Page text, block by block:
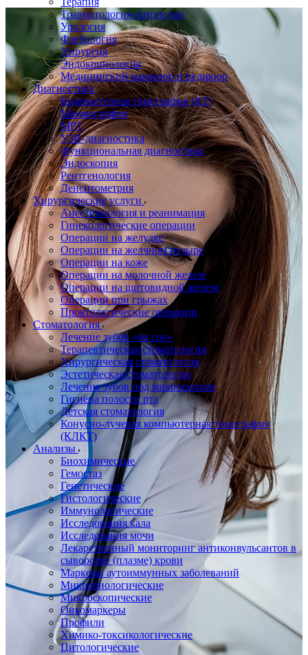
Травматология-ортопедия
Урология
Флебология
Хирургия
Эндокринология
Медицинский маникюр и педикюр
Диагностика
Компьютерная томография (КТ)
Маммография
МРТ
УЗИ-диагностика
Функциональная диагностика
Эндоскопия
Рентгенология
Денситометрия
Хирургические услуги
Анестезиология и реанимация
Гинекологические операции
Операции на желудке
Операции на желчном пузыре
Операции на коже
Операции на молочной железе
Операции на щитовидной железе
Операции при грыжах
Проктологические операции
Стоматология
Лечение зубов «во сне»
Терапевтическая стоматология
Хирургическая стоматология
Эстетическая стоматология
Лечение зубов под микроскопом
Гигиена полости рта
Детская стоматология
Конусно-лучевая компьютерная томография
(КЛКТ)
Анализы
Биохимические
Гемостаз
Генетические
Гистологические
Иммунологические
Исследования кала
Исследования мочи
Лекарственный мониторинг антиконвульсантов в
сыворотке (плазме) крови
Маркеры аутоиммунных заболеваний
Микробиологические
Микроскопические
Онкомаркеры
Профили
Химико-токсикологические
Цитологические